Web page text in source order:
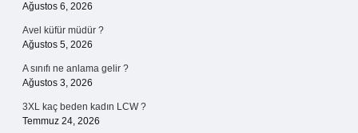
Ağustos 6, 2026
Avel küfür müdür ?
Ağustos 5, 2026
A sınıfı ne anlama gelir ?
Ağustos 3, 2026
3XL kaç beden kadın LCW ?
Temmuz 24, 2026